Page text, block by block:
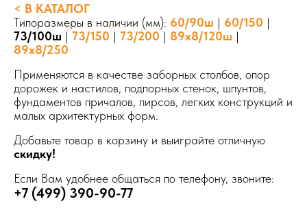
< В КАТАЛОГ
Типоразмеры в наличии (мм): 60/90ш | 60/150 |
73/100ш | 73/150 | 73/200 | 89х8/120ш |
89х8/250
Применяются в качестве заборных столбов, опор
дорожек и настилов, подпорных стенок, шпунтов,
фундаментов причалов, пирсов, легких конструкций и
малых архитектурных форм.
Добавьте товар в корзину и выиграйте отличную
скидку!
Если Вам удобнее общаться по телефону, звоните:
+7 (499) 390-90-77